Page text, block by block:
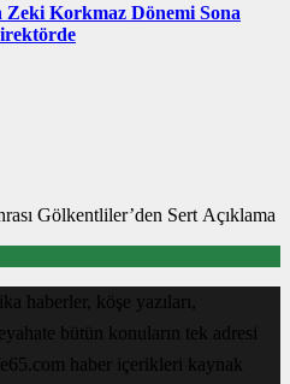
Zeki Korkmaz Dönemi Sona
Gölkentliler’den Sert Açıklama
haberler, köşe yazıları,
bütün konuların tek adresi
haber içerikleri kaynak